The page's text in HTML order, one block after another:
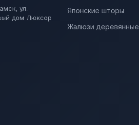
ул.
дом Люксор
Японские шторы
Жалюзи деревянные